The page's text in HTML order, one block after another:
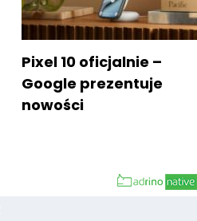
Pixel 10 oficjalnie –
Google prezentuje
nowości